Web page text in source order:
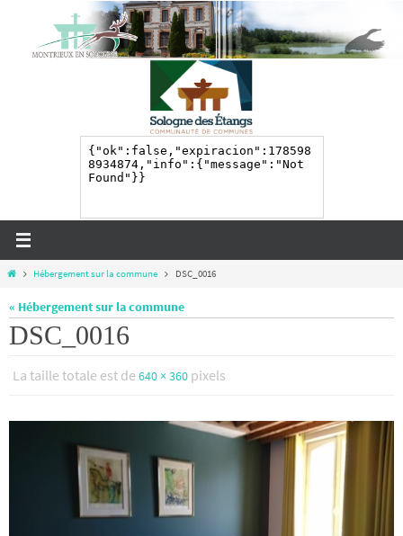
contenu
HomeHébergement sur la commune DSC_0016
« Hébergement sur la commune
DSC_0016
La taille totale est de 640 × 360 pixels